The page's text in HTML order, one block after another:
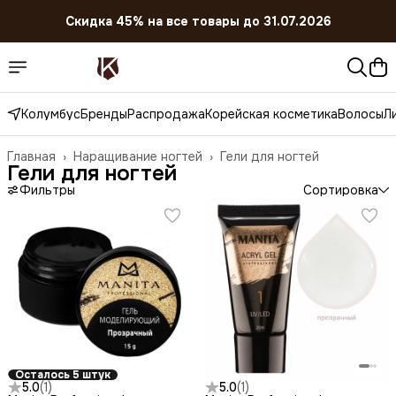
Скидка 45% на все товары до 31.07.2026
КолумбусБрендыРаспродажаКорейская косметикаВолосы
Гели для ногтей
Наращивание ногтей ›
Главная ›
Гели для ногтей
Фильтры Сортировка
Осталось 5 штук
5.0(1) 5.0(1)